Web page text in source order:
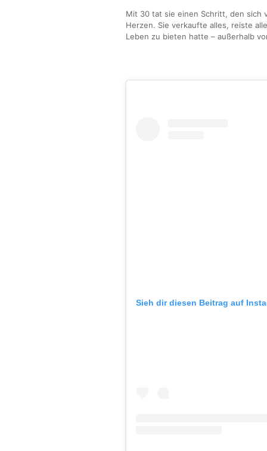
Mit 30 tat sie einen Schritt, den
Herzen. Sie verkaufte alles, reiste
Leben zu bieten hatte – außerhalb
Sieh dir diesen Beitrag auf